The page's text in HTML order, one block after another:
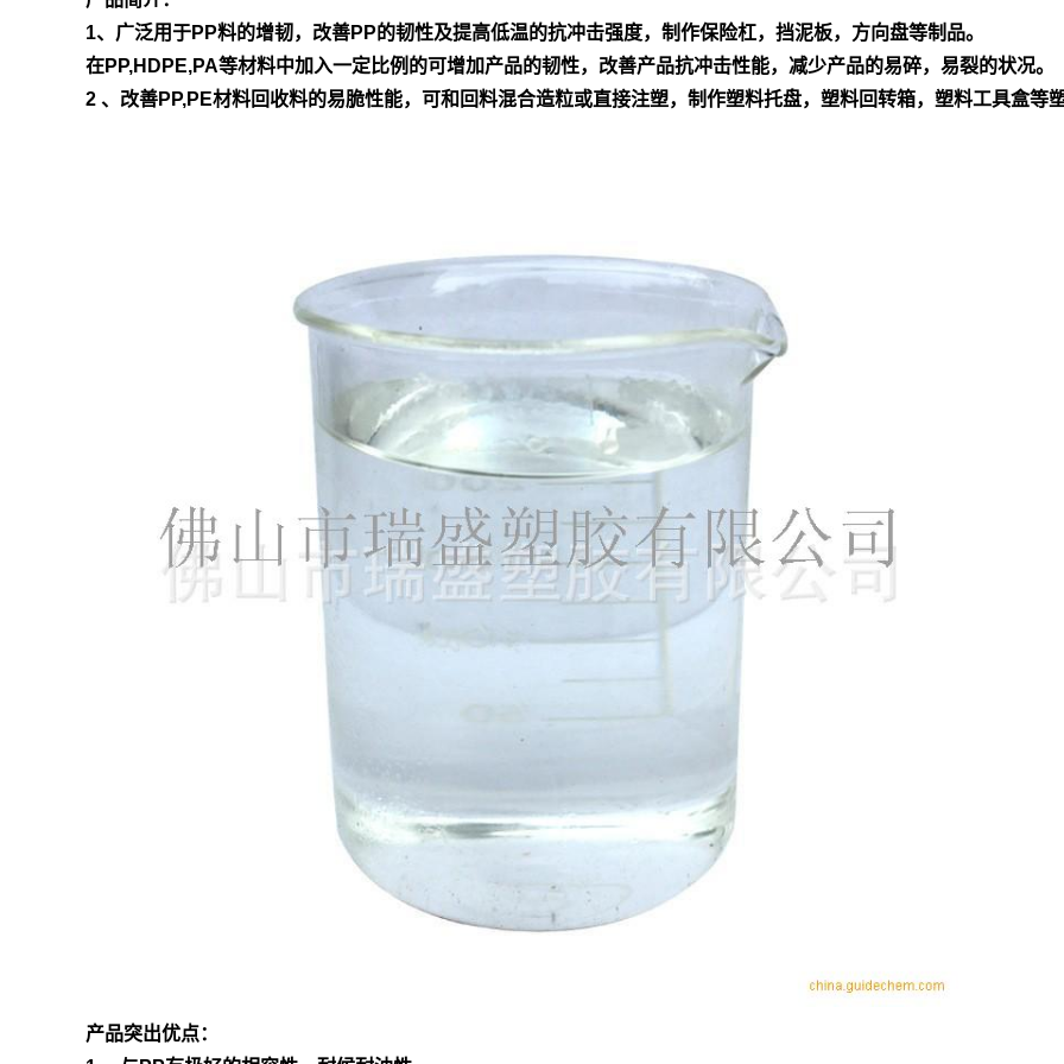
1、广泛用于PP料的增韧，改善PP的韧性及提高低温的抗冲击强度，制作保险杠，挡泥板，方向盘等制品。
在PP,HDPE,PA等材料中加入一定比例的可增加产品的韧性，改善产品抗冲击性能，减少产品的易碎，易裂的状况。
2 、改善PP,PE材料回收料的易脆性能，可和回料混合造粒或直接注塑，制作塑料托盘，塑料回转箱，塑料工具盒等塑
产品突出优点：